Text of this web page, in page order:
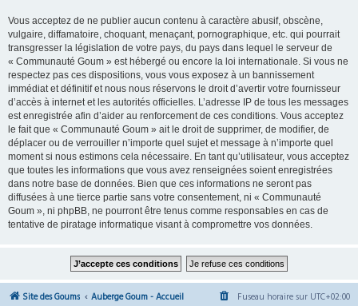
Vous acceptez de ne publier aucun contenu à caractère abusif, obscène,
vulgaire, diffamatoire, choquant, menaçant, pornographique, etc. qui pourrait
transgresser la législation de votre pays, du pays dans lequel le serveur de
« Communauté Goum » est hébergé ou encore la loi internationale. Si vous ne
respectez pas ces dispositions, vous vous exposez à un bannissement
immédiat et définitif et nous nous réservons le droit d’avertir votre fournisseur
d’accès à internet et les autorités officielles. L’adresse IP de tous les messages
est enregistrée afin d’aider au renforcement de ces conditions. Vous acceptez
le fait que « Communauté Goum » ait le droit de supprimer, de modifier, de
déplacer ou de verrouiller n’importe quel sujet et message à n’importe quel
moment si nous estimons cela nécessaire. En tant qu’utilisateur, vous acceptez
que toutes les informations que vous avez renseignées soient enregistrées
dans notre base de données. Bien que ces informations ne seront pas
diffusées à une tierce partie sans votre consentement, ni « Communauté
Goum », ni phpBB, ne pourront être tenus comme responsables en cas de
tentative de piratage informatique visant à compromettre vos données.
Site des Goums Auberge Goum - Accueil Fuseau horaire sur UTC+02:00